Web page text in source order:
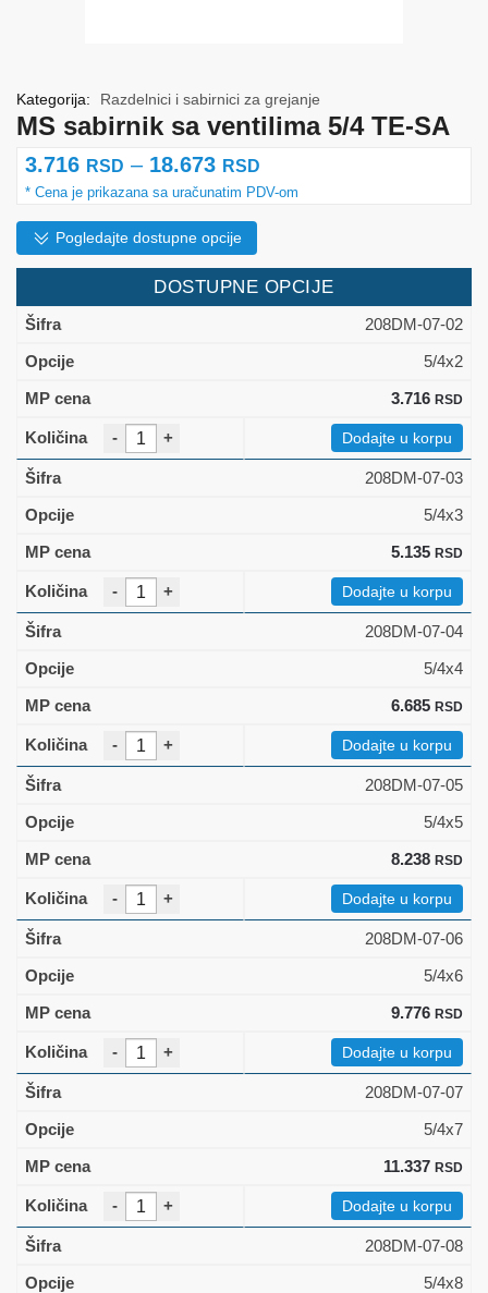
MS sabirnik sa ventilima 5/4 TE-SA
3.716 RSD – 18.673 RSD
cena:
3.716 rsd
do
Pogledajte dostupne opcije
DOSTUPNE OPCIJE
208DM-07-02
5/4x2
3.716 RSD
- + Dodajte u korpu
208DM-07-03
5/4x3
5.135 RSD
- + Dodajte u korpu
208DM-07-04
5/4x4
6.685 RSD
- + Dodajte u korpu
208DM-07-05
5/4x5
8.238 RSD
- + Dodajte u korpu
208DM-07-06
5/4x6
9.776 RSD
- + Dodajte u korpu
208DM-07-07
5/4x7
11.337 RSD
- + Dodajte u korpu
208DM-07-08
5/4x8
Kategorija: Razdelnici i sabirnici za grejanje